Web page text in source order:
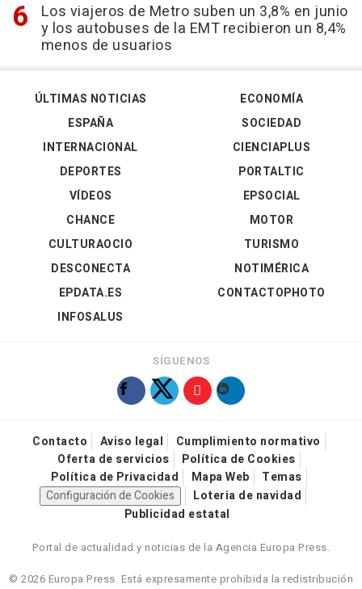
Los viajeros de Metro suben un 3,8% en junio
y los autobuses de la EMT recibieron un 8,4%
menos de usuarios
ÚLTIMAS NOTICIAS
ESPAÑA
INTERNACIONAL
DEPORTES
VÍDEOS
ECONOMÍA
SOCIEDAD
CIENCIAPLUS
PORTALTIC
EPSOCIAL
CHANCE
CULTURAOCIO
DESCONECTA
EPDATA.ES
INFOSALUS
MOTOR
TURISMO
NOTIMÉRICA
CONTACTOPHOTO
SÍGUENOS
Contacto Aviso legal
Cumplimiento normativo
Oferta de servicios
Política de Cookies
Política de Privacidad
Mapa Web
Temas
Configuración de Cookies
Loteria de navidad
Publicidad estatal
Portal de actualidad y noticias de la Agencia Europa Press.
© 2026 Europa Press. Está expresamente prohibida la redistribución